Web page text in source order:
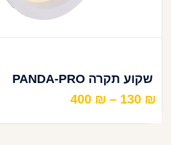
שקוע תקרה PANDA-PRO
130 ₪
–
400 ₪